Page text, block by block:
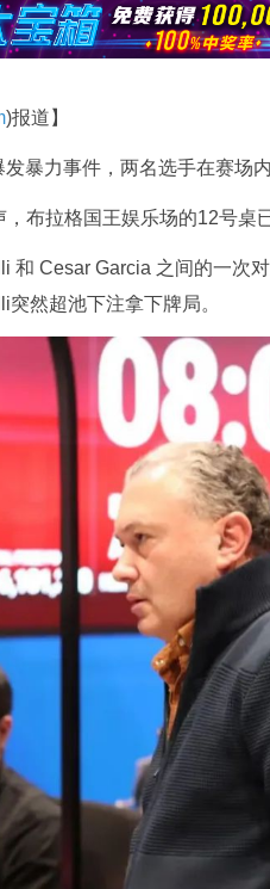
)报道】
暴力事件，两名选手在赛场
布拉格国王娱乐场的12号桌
和 Cesar Garcia 之间的一次
然超池下注拿下牌局。